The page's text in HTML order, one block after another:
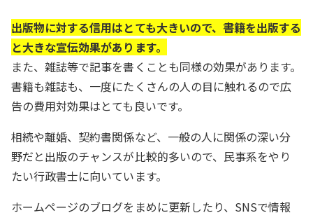
出版物に対する信用はとても大きいので、書籍を出版する
と大きな宣伝効果があります。
また、雑誌等で記事を書くことも同様の効果があります。
書籍も雑誌も、一度にたくさんの人の目に触れるので広
告の費用対効果はとても良いです。
相続や離婚、契約書関係など、一般の人に関係の深い分
野だと出版のチャンスが比較的多いので、民事系をやり
たい行政書士に向いています。
ホームページのブログをまめに更新したり、SNSで情報